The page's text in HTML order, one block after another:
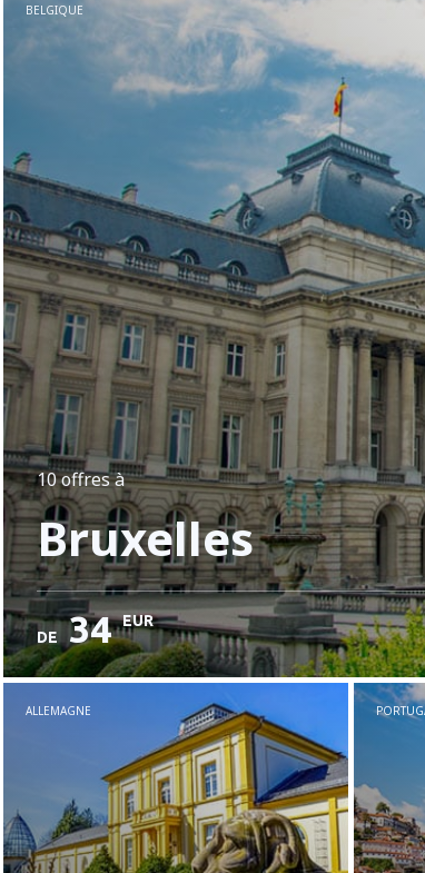
BELGIQUE
10 offresà
Bruxelles
DE 34 EUR
ALLEMAGNE